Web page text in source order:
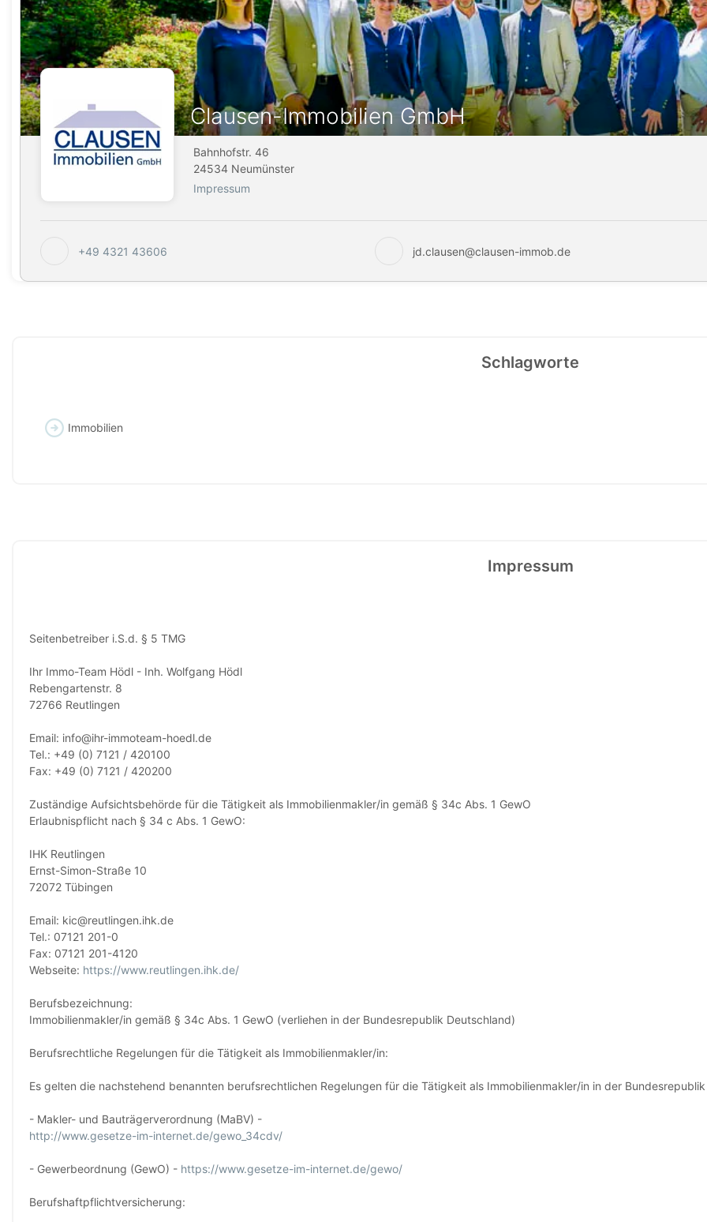
Clausen-Immobilien GmbH
Bahnhofstr. 46
24534 Neumünster
Impressum
+49 4321 43606 jd.clausen@clausen-immob.de
Schlagworte
Immobilien
Impressum
Seitenbetreiber i.S.d. § 5 TMG
Ihr Immo-Team Hödl - Inh. Wolfgang Hödl
Rebengartenstr. 8
72766 Reutlingen
Email: info@ihr-immoteam-hoedl.de
Tel.: +49 (0) 7121 / 420100
Fax: +49 (0) 7121 / 420200
Zuständige Aufsichtsbehörde für die Tätigkeit als Immobilienmakler/in gemäß § 34c Abs. 1 GewO
Erlaubnispflicht nach § 34 c Abs. 1 GewO:
IHK Reutlingen
Ernst-Simon-Straße 10
72072 Tübingen
Email: kic@reutlingen.ihk.de
Tel.: 07121 201-0
Fax: 07121 201-4120
Webseite: https://www.reutlingen.ihk.de/
Berufsbezeichnung:
Immobilienmakler/in gemäß § 34c Abs. 1 GewO (verliehen in der Bundesrepublik Deutschland)
Berufsrechtliche Regelungen für die Tätigkeit als Immobilienmakler/in:
Es gelten die nachstehend benannten berufsrechtlichen Regelungen für die Tätigkeit als Immobilienmakler/in in der
- Makler- und Bauträgerverordnung (MaBV) -
http://www.gesetze-im-internet.de/gewo_34cdv/
- Gewerbeordnung (GewO) - https://www.gesetze-im-internet.de/gewo/
Berufshaftpflichtversicherung: